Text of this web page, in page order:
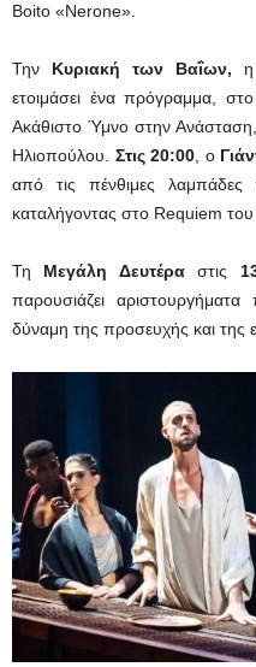
Boito «Nerone».
Την Κυριακή των Βαΐων, η
ετοιμάσει ένα πρόγραμμα,
Ακάθιστο Ύμνο στην Ανάσταση,
Ηλιοπούλου. Στις 20:00, ο
από τις πένθιμες
καταλήγοντας στο Requiem
Τη Μεγάλη Δευτέραστις
παρουσιάζει
δύναμη της προσευχής και της